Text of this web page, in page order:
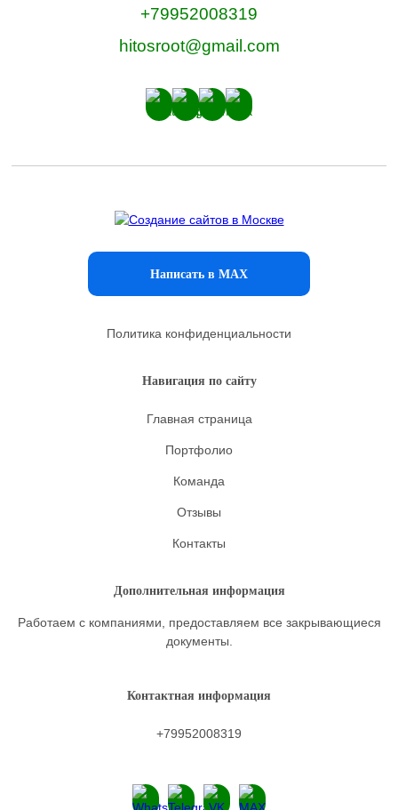
+79952008319
hitosroot@gmail.com
Написать в MAX
Политика конфиденциальности
Навигация по сайту
Главная страница
Портфолио
Команда
Отзывы
Контакты
Дополнительная информация
Работаем с компаниями, предоставляем все закрывающиеся
документы.
Контактная информация
+79952008319